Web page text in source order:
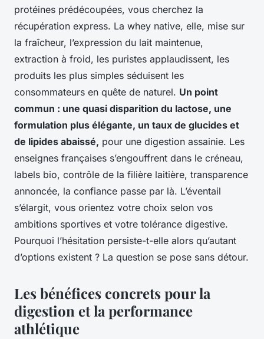
protéines prédécoupées, vous cherchez la
récupération express. La whey native, elle, mise sur
la fraîcheur, l’expression du lait maintenue,
extraction à froid, les puristes applaudissent, les
produits les plus simples séduisent les
consommateurs en quête de naturel. Un point
commun : une quasi disparition du lactose, une
formulation plus élégante, un taux de glucides et
de lipides abaissé, pour une digestion assainie. Les
enseignes françaises s’engouffrent dans le créneau,
labels bio, contrôle de la filière laitière, transparence
annoncée, la confiance passe par là. L’éventail
s’élargit, vous orientez votre choix selon vos
ambitions sportives et votre tolérance digestive.
Pourquoi l’hésitation persiste-t-elle alors qu’autant
d’options existent ? La question se pose sans détour.
Les bénéfices concrets pour la
digestion et la performance
athlétique